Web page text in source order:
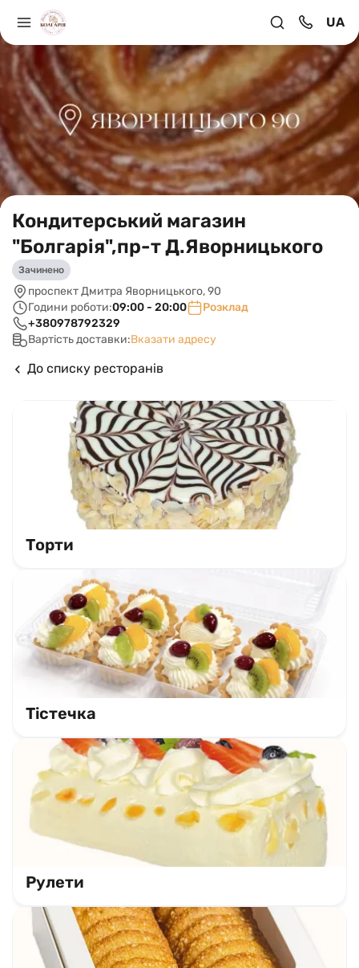
UA
Кондитерський магазин
"Болгарія",пр-т Д.Яворницького
Зачинено
проспект Дмитра Яворницького, 90
Години роботи:09:00 - 20:00
Розклад
+380978792329
Вартість доставки:Вказати адресу
До списку ресторанів
Торти
Тістечка
Рулети